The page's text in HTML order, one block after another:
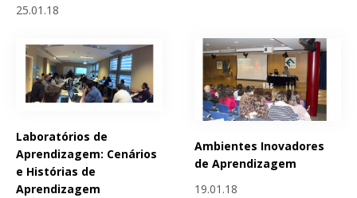
25.01.18
Laboratórios de
Aprendizagem: Cenários
e Histórias de
Aprendizagem
Ambientes Inovadores
de Aprendizagem
19.01.18